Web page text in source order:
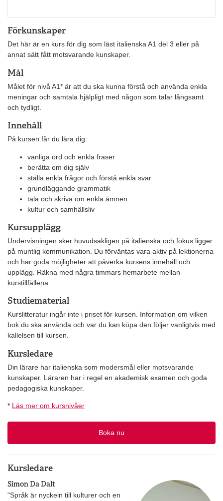
Förkunskaper
Det här är en kurs för dig som läst italienska A1 del 3 eller på
annat sätt fått motsvarande kunskaper.
Mål
Målet för nivå A1* är att du ska kunna förstå och använda enkla
meningar och samtala hjälpligt med någon som talar långsamt
och tydligt.
Innehåll
På kursen får du lära dig:
vanliga ord och enkla fraser
berätta om dig själv
ställa enkla frågor och förstå enkla svar
grundläggande grammatik
tala och skriva om enkla ämnen
kultur och samhällsliv
Kursupplägg
Undervisningen sker huvudsakligen på italienska och fokus ligger
på muntlig kommunikation. Du förväntas vara aktiv på lektionerna
och har goda möjligheter att påverka kursens innehåll och
upplägg. Räkna med några timmars hemarbete mellan
kurstillfällena.
Studiematerial
Kurslitteratur ingår inte i priset för kursen. Information om vilken
bok du ska använda och var du kan köpa den följer vanligtvis med
kallelsen till kursen.
Kursledare
Din lärare har italienska som modersmål eller motsvarande
kunskaper. Läraren har i regel en akademisk examen och goda
pedagogiska kunskaper.
* Läs mer om kursnivåer
Boka nu
Kursledare
Simon Da Dalt
"Språk är nyckeln till kulturer och en